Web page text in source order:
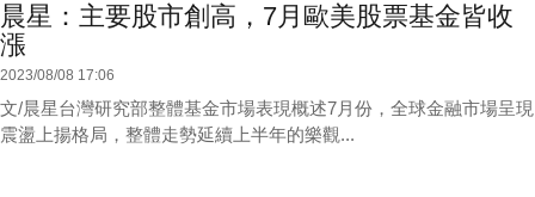
晨星：主要股市創高，7月歐美股票基金皆收
漲
2023/08/08 17:06
文/晨星台灣研究部整體基金市場表現概述7月份，全球金融市場呈現
震盪上揚格局，整體走勢延續上半年的樂觀...